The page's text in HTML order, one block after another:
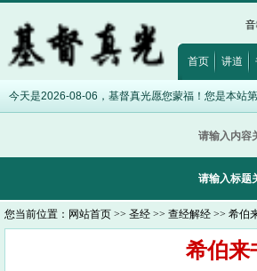
· 路加福音12:15·以弗所书5:5 约翰福音8:12·
首页 讲道
今天是2026-08-06，基督真光愿您蒙福！您是本站第
请输入内容
请输入标题
您当前位置： 网站首页 >> 圣经 >> 查经解经 >> 希伯
希伯来